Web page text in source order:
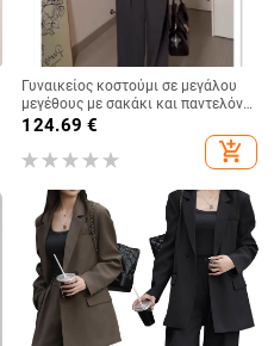
Γυναικείος κοστούμι σε μεγάλου
μεγέθους με σακάκι και παντελόνι,
άνοιξη 2025
124.69 €
add_shopping_cart